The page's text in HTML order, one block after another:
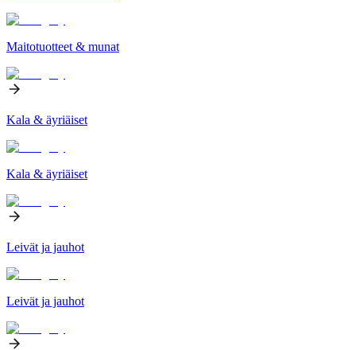
Maitotuotteet & munat
Kala & äyriäiset
Kala & äyriäiset
Leivät ja jauhot
Leivät ja jauhot